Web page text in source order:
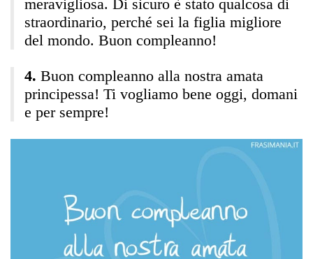
meravigliosa. Di sicuro è stato qualcosa di
straordinario, perché sei la figlia migliore
del mondo. Buon compleanno!
Buon compleanno alla nostra amata
principessa! Ti vogliamo bene oggi, domani
e per sempre!